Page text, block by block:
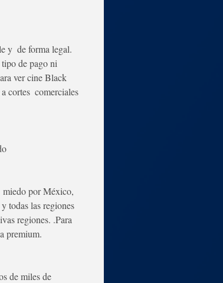
y  de forma legal.
de pago ni
ver cine Black
cortes  comerciales
miedo por México,
todas las regiones
regiones. .Para
premium.
de miles de